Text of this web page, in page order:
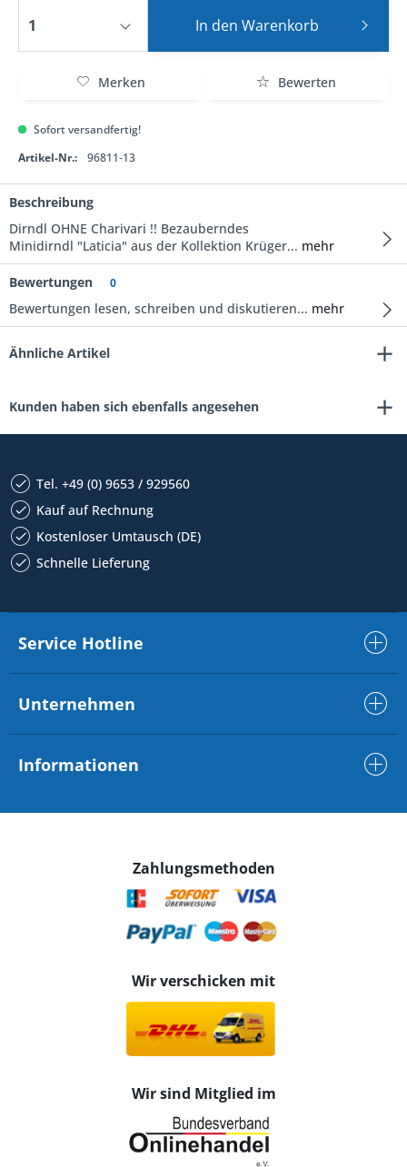
In den Warenkorb
Merken Bewerten
Sofort versandfertig!
Artikel-Nr.:
96811-13
Beschreibung
Dirndl OHNE Charivari !! Bezauberndes
Minidirndl "Laticia" aus der Kollektion Krüger... mehr
Bewertungen 0
Bewertungen lesen, schreiben und diskutieren... mehr
Ähnliche Artikel
Kunden haben sich ebenfalls angesehen
Tel. +49 (0) 9653 / 929560
Kauf auf Rechnung
Kostenloser Umtausch (DE)
Schnelle Lieferung
Service Hotline
Unternehmen
Informationen
Zahlungsmethoden
Wir verschicken mit
Wir sind Mitglied im